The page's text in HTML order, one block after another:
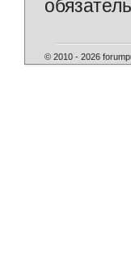
© 2010 - 2026